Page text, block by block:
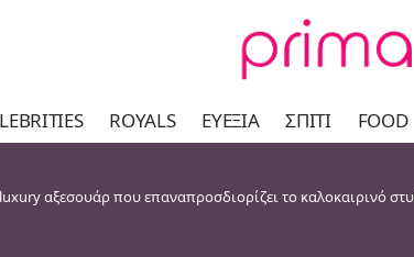
ROYALS ΕΥΕΞΊΑ ΣΠΊΤΙ FOOD
αξεσουάρ που επαναπροσδιορίζει το καλοκαιρινό